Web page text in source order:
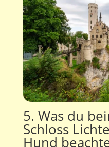
5. Was du
Schloss
Hund